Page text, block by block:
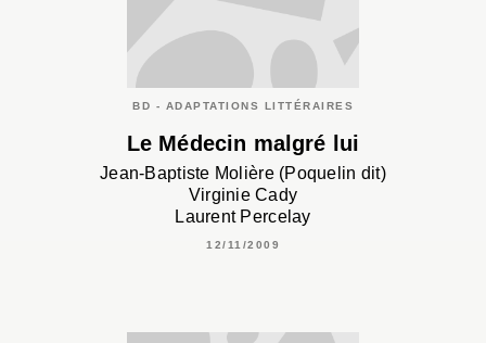
BD - ADAPTATIONS LITTÉRAIRES
Le Médecin malgré lui
Jean-Baptiste Molière (Poquelin dit)
Virginie Cady
Laurent Percelay
12/11/2009